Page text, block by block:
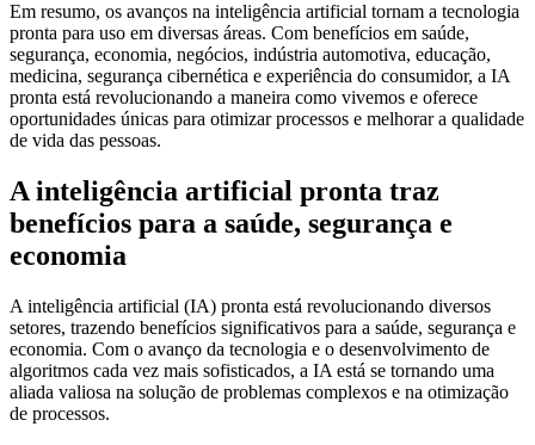
Em resumo, os avanços na inteligência artificial tornam a tecnologia
pronta para uso em diversas áreas. Com benefícios em saúde,
segurança, economia, negócios, indústria automotiva, educação,
medicina, segurança cibernética e experiência do consumidor, a IA
pronta está revolucionando a maneira como vivemos e oferece
oportunidades únicas para otimizar processos e melhorar a qualidade
de vida das pessoas.
A inteligência artificial pronta traz
benefícios para a saúde, segurança e
economia
A inteligência artificial (IA) pronta está revolucionando diversos
setores, trazendo benefícios significativos para a saúde, segurança e
economia. Com o avanço da tecnologia e o desenvolvimento de
algoritmos cada vez mais sofisticados, a IA está se tornando uma
aliada valiosa na solução de problemas complexos e na otimização
de processos.